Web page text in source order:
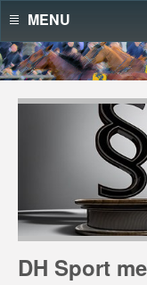
MENU
DH Sport